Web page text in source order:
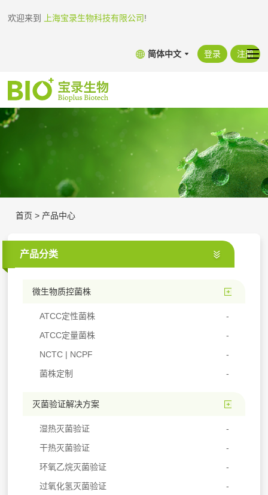
欢迎来到 上海宝录生物科技有限公司!
简体中文 登录 注册
首页 > 产品中心
产品分类
微生物质控菌株
ATCC定性菌株
ATCC定量菌株
NCTC | NCPF
菌株定制
灭菌验证解决方案
湿热灭菌验证
干热灭菌验证
环氧乙烷灭菌验证
过氧化氢灭菌验证